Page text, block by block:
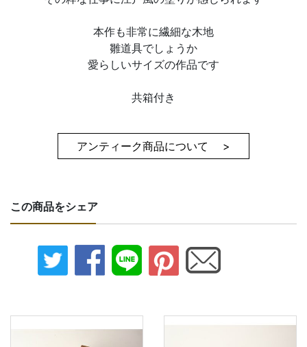
本作も非常に繊細な木地
雛道具でしょうか
愛らしいサイズの作品です
共箱付き
アンティーク商品について >
この商品をシェア